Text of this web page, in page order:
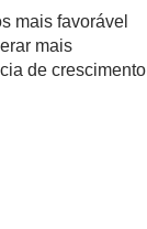
mais favorável
mais
de crescimento